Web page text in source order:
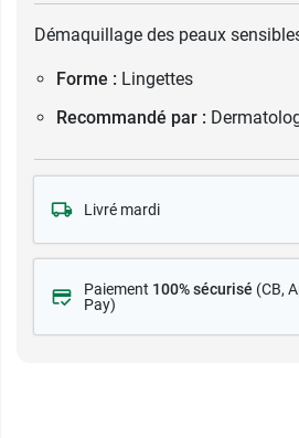
Démaquillage des peaux
Forme : Lingettes
Recommandé par :
Livré mardi
Paiement 100% sécurisé (CB,
Pay)